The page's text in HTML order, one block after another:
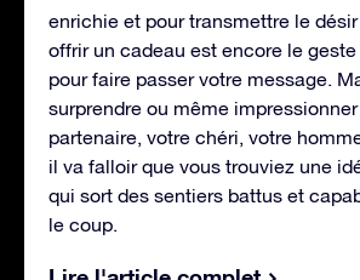
enrichie et pour transmettre le
offrir un cadeau est encore le
pour faire passer votre message.
surprendre ou même
partenaire, votre chéri, votre
il va falloir que vous trouviez une
qui sort des sentiers battus et
le coup.